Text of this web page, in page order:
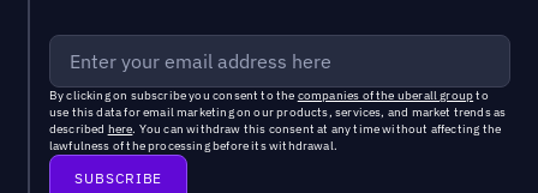
By clicking on subscribe you consent to the companies of the uberall groupto
use this data for email marketing on our products, services, and market trends as
described here. You can withdraw this consent at any time without affecting the
lawfulness of the processing before its withdrawal.